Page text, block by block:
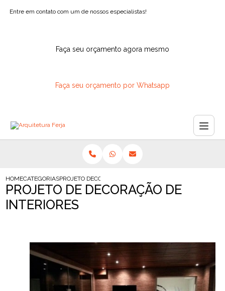
Entre em contato com um de nossos especialistas!
Faça seu orçamento agora mesmo
Faça seu orçamento por Whatsapp
HOMECATEGORIASPROJETO DECORACAO INTERIORES
PROJETO DE DECORAÇÃO DE
INTERIORES